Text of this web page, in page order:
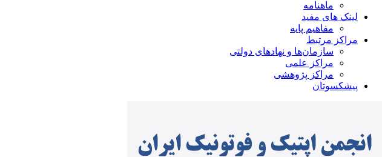
ماهنامه
لینک های مفید
مفاهیم پایه
مراکز مرتبط
سازمان‌ها و نهادهای دولتی
مراکز علمی
مراکز پژوهشی
پیشکسوتان